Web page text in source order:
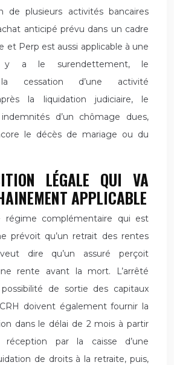
de plusieurs activités bancaires
anticipé prévu dans un cadre
et Perp est aussi applicable à une
y a le surendettement, le
la cessation d’une activité
la liquidation judiciaire, le
d’un chômage dues,
le décès de mariage ou du
LÉGALE QUI VA
APPLICABLE
régime complémentaire qui est
prévoit qu’un retrait des rentes
dire qu’un assuré perçoit
rente avant la mort. L’arrêté
de sortie des capitaux
doivent également fournir la
dans le délai de 2 mois à partir
par la caisse d’une
de droits à la retraite, puis,